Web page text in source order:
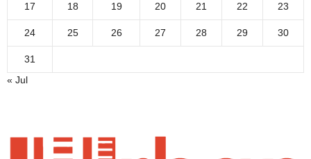
17 18 19 20 21 22 23
24 25 26 27 28 29 30
31
« Jul